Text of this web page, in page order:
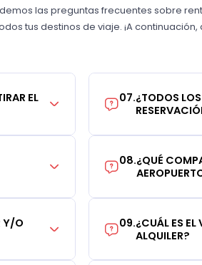
las preguntas frecuentes sobre
tus destinos de viaje. ¡A
EL
Y/O
07.¿TODOS
08.¿QUÉ
09.¿CUÁL ES
ALQUILER?